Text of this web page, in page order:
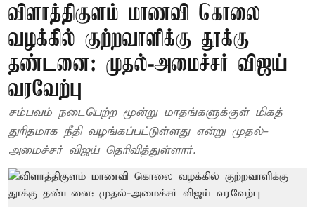
விளாத்திகுளம் மாணவி கொலை
வழக்கில் குற்றவாளிக்கு தூக்கு
தண்டனை: முதல்-அமைச்சர் விஜய்
வரவேற்பு
சம்பவம் நடைபெற்ற மூன்று மாதங்களுக்குள் மிகத்
துரிதமாக நீதி வழங்கப்பட்டுள்ளது என்று முதல்-
அமைச்சர் விஜய் தெரிவித்துள்ளார்.